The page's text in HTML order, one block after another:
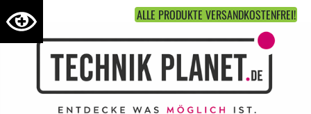
ALLE PRODUKTE VERSANDKOSTENFREI!